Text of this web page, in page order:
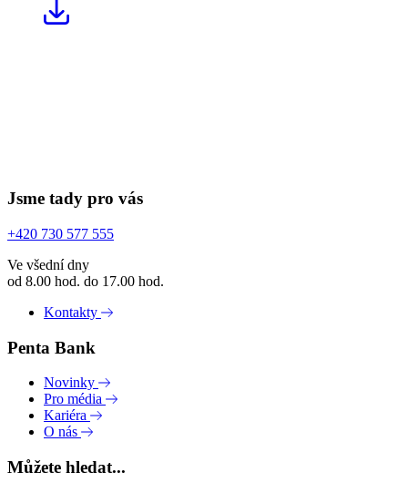
Jsme tady pro vás
+420 730 577 555
Ve všední dny
od 8.00 hod. do 17.00 hod.
Kontakty
Penta Bank
Novinky
Pro média
Kariéra
O nás
Můžete hledat...